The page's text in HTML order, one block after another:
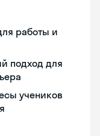
работы и
подход для
учеников